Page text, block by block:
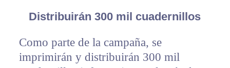
Distribuirán 300 mil cuadernillos
Como parte de la campaña, se
imprimirán y distribuirán 300 mil